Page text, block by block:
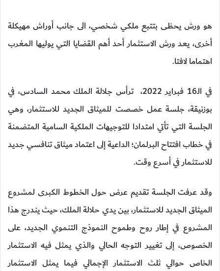
هو ورش يحظى بتتبع ملكي شخصي، الى جانب أوراش مهيكلة
أخرى، يعد ورش الاستثمار أحد أهم القضايا التي يوليها المغرب
اهتماما لافتا.
في الـ16 فبراير 2022، ترأس جلالة الملك محمد السادس، في
بوزنيقة، جلسة عمل خصصت للميثاق الجديد للاستثمار، وهي
الجلسة التي تأتي امتدادا للتوجيهات الملكية السامية المتضمنة
في خطاب افتتاح البرلمان؛ الداعية إلى اعتماد ميثاق تنافسي جديد
للاستثمار في أسرع وقت.
وقد عرفت الجلسة تقديم عرض حول الخطوط الكبرى لمشروع
الميثاق الجديد للاستثمار، بين يدي حلالة الملك، حيث يندرج هذا
المشروع في إطار روح وطموح النموذج التنموي الجديد، على
الخصوص، إلى تغيير التوجه الحالي والذي يمثل فيه الاستثمار
الخاص حوالي ثلث الاستثمار الإجمالي فيما يمثل الاستثمار